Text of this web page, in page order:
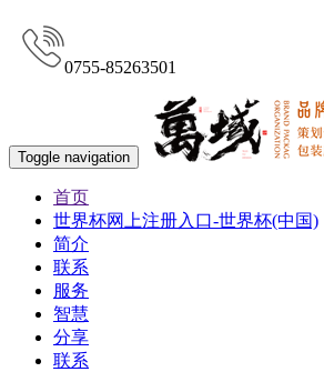
0755-85263501
Toggle navigation
首页
世界杯网上注册入口-世界杯(中国)
简介
联系
服务
智慧
分享
联系